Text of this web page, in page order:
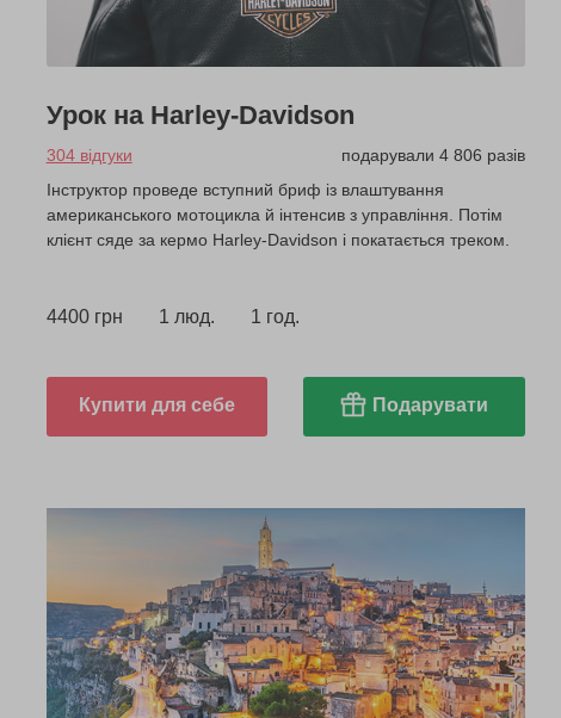
Урок на Harley-Davidson
304 відгуки
подарували 4 806 разів
Інструктор проведе вступний бриф із влаштування
американського мотоцикла й інтенсив з управління. Потім
клієнт сяде за кермо Harley-Davidson і покатається треком.
4400 грн 1 люд. 1 год.
Купити для себе Подарувати